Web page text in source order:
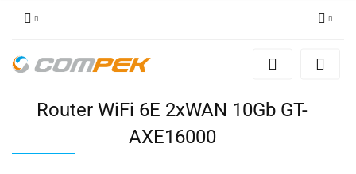
Zaloguj się
Dodaj zgłoszenie
Router WiFi 6E 2xWAN 10Gb GT-
AXE16000